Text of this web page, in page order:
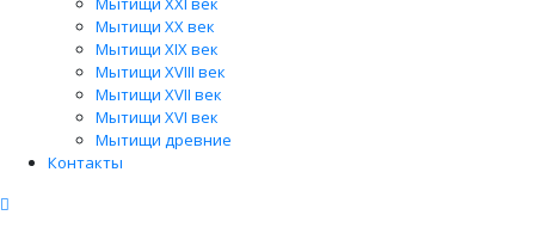
Мытищи XX век
Мытищи XIX век
Мытищи XVIII век
Мытищи XVII век
Мытищи XVI век
Мытищи древние
Контакты